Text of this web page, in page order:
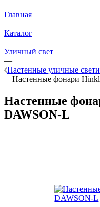
Главная
—
Каталог
—
Уличный свет
—
Настенные уличные
—Настенные фонари
Настенные
DAWSON-L